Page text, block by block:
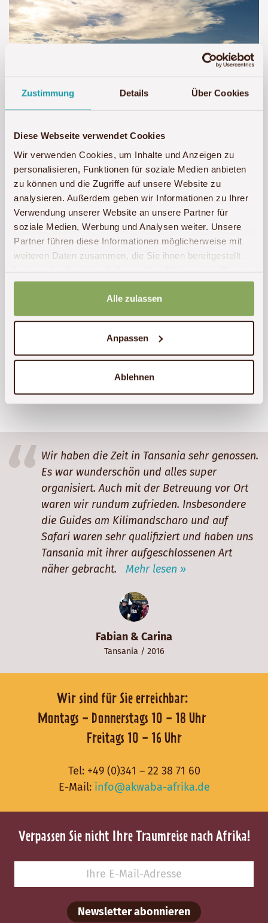
Zustimmung Details Über Cookies
Diese Webseite verwendet Cookies
Wir verwenden Cookies, um Inhalte und Anzeigen zu
personalisieren, Funktionen für soziale Medien anbieten
zu können und die Zugriffe auf unsere Website zu
analysieren. Außerdem geben wir Informationen zu Ihrer
Verwendung unserer Website an unsere Partner für
soziale Medien, Werbung und Analysen weiter. Unsere
Partner führen diese Informationen möglicherweise mit
weiteren Daten zusammen, die Sie ihnen bereitgestellt
gesammelt haben.
Alle zulassen
Anpassen
Ablehnen
Selbstfahrerreise nach Tansania -
Südtansania mit dem Camper erfahren
15-tägige Selbstfahrerreise nach Tansania im
Camper
Selbstfahrerreise
Preis
2450€
Dauer:
Tage
Reiseziel
Bild: Edelwyss Inn
Fabian & Carina
Tansania / 2016
Wir haben die Zeit in Tansania sehr genossen.
Es war wunderschön und alles super
organisiert. Auch mit der Betreuung vor Ort
waren wir rundum zufrieden. Insbesondere
die Guides am Kilimandscharo und auf
Safari waren sehr qualifiziert und haben uns
Tansania mit ihrer aufgeschlossenen Art
näher gebracht. Mehr lesen »
Wir sind für Sie erreichbar:
Montags - Donnerstags 10 - 18 Uhr
Freitags 10 - 16 Uhr
Tel: +49 (0)341 – 22 38 71 60
E-Mail: info@akwaba-afrika.de
Verpassen Sie nicht Ihre Traumreise nach Afrika!
Newsletter abonnieren